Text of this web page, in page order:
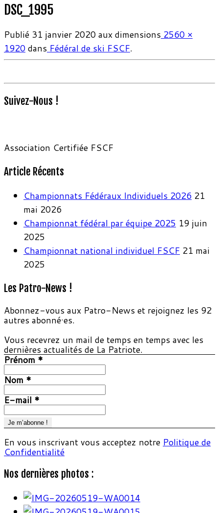
DSC_1995
Publié 31 janvier 2020 aux dimensions 2560 ×
1920 dans Fédéral de ski FSCF.
Suivez-Nous !
Association Certifiée FSCF
Article Récents
Championnats Fédéraux Individuels 2026 21
mai 2026
Championnat fédéral par équipe 2025 19 juin
2025
Championnat national individuel FSCF 21 mai
2025
Les Patro-News !
Abonnez-vous aux Patro-News et rejoignez les 92
autres abonné·es.
Vous recevrez un mail de temps en temps avec les
dernières actualités de La Patriote.
Prénom *
Nom *
E-mail *
En vous inscrivant vous acceptez notre Politique de
Confidentialité
Nos dernières photos :